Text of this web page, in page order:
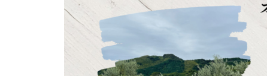
藤枝オリーブ園（crea village）
2023収穫祭を開催いたしました